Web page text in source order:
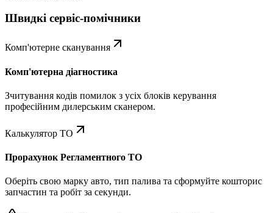
Швидкі сервіс-помічники
Комп'ютерне сканування
Комп'ютерна діагностика
Зчитування кодів помилок з усіх блоків керування
професійним дилерським сканером.
Калькулятор ТО
Прорахунок Регламентного ТО
Оберіть свою марку авто, тип палива та сформуйте кошторис
запчастин та робіт за секунди.